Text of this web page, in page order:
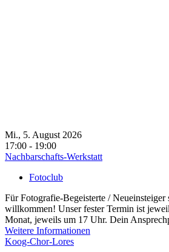
Mi., 5. August 2026
17:00 - 19:00
Nachbarschafts-Werkstatt
Fotoclub
Für Fotografie-Begeisterte / Neueinsteiger
willkommen! Unser fester Termin ist
Monat, jeweils um 17 Uhr. Dein
Weitere Informationen
Koog-Chor-Lores